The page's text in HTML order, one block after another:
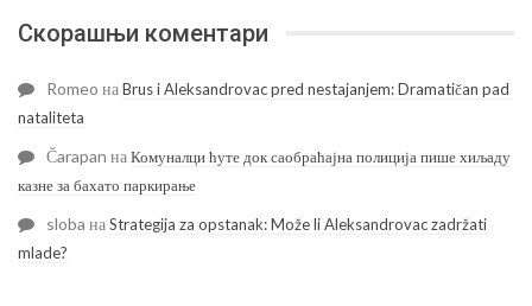
Скорашњи коментари
Romeo наBrus i Aleksandrovac pred nestajanjem: Dramatičan pad
nataliteta
Čarapan наКомуналци ћуте док саобраћајна полиција пише хиљаду
казне за бахато паркирање
sloba наStrategija za opstanak: Može li Aleksandrovac zadržati
mlade?